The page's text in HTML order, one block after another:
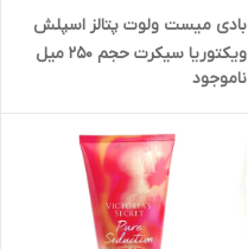
بادی میست ولوت پتالز اسپلش
ویکتوریا سیکرت حجم ۲۵۰ میل
مدل
ناموجود